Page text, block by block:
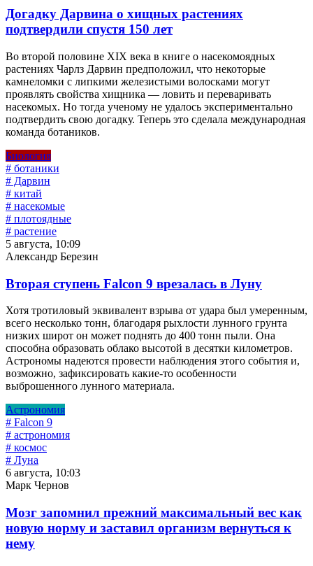
Догадку Дарвина о хищных растениях
подтвердили спустя 150 лет
Во второй половине XIX века в книге о насекомоядных
растениях Чарлз Дарвин предположил, что некоторые
камнеломки с липкими железистыми волосками могут
проявлять свойства хищника — ловить и переваривать
насекомых. Но тогда ученому не удалось экспериментально
подтвердить свою догадку. Теперь это сделала международная
команда ботаников.
Биология
# ботаники
# Дарвин
# китай
# насекомые
# плотоядные
# растение
5 августа, 10:09
Александр Березин
Вторая ступень Falcon 9 врезалась в Луну
Хотя тротиловый эквивалент взрыва от удара был умеренным,
всего несколько тонн, благодаря рыхлости лунного грунта
низких широт он может поднять до 400 тонн пыли. Она
способна образовать облако высотой в десятки километров.
Астрономы надеются провести наблюдения этого события и,
возможно, зафиксировать какие-то особенности
выброшенного лунного материала.
Астрономия
# Falcon 9
# астрономия
# космос
# Луна
6 августа, 10:03
Марк Чернов
Мозг запомнил прежний максимальный вес как
новую норму и заставил организм вернуться к
нему